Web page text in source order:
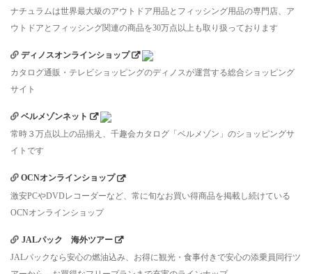
ナチュラムは世界最大級のアウトドア用品とフィッシング用品の専門店、ア
ウトドアとフィッシング関連の商品を30万点以上も取り扱っております
ディノスオンラインショップ
カタログ通販・テレビショッピングのディノスが運営する総合ショッピング
サイト
ベルメゾンネット
常時３万点以上の品揃え、千趣会カタログ「ベルメゾン」のショッピングサ
イトです
OCNオンラインショップ
激安PCやDVDレコーダーなど、常に旬なお買い得商品を掲載し続けている
OCNオンラインショップ
JALパック 海外ツアー
JALパックなら安心の燃油込み、お得に観光・食事付きで安心の添乗員同行ツ